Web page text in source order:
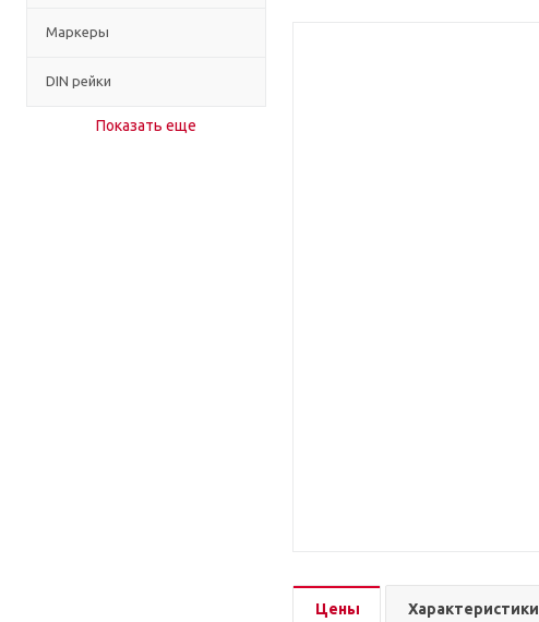
Маркеры
DIN рейки
Показать еще
Цены Характеристики